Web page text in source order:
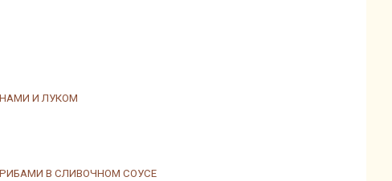
И ЛУКОМ
В СЛИВОЧНОМ СОУСЕ